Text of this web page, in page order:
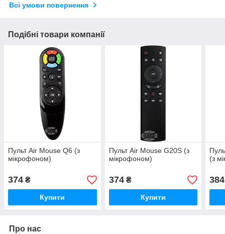
Всі умови повернення
Подібні товари компанії
Пульт Air Mouse Q6 (з
мікрофоном)
374 ₴
Купити
Пульт Air Mouse G20S (з
мікрофоном)
374₴
Купити
(з
384
Про нас